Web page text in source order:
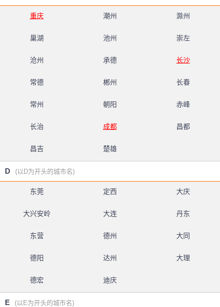
重庆 潮州 滁州
巢湖 池州 崇左
沧州 承德 长沙
常德 郴州 长春
常州 朝阳 赤峰
长治 成都 昌都
昌吉 楚雄
D (以D为开头的城市名)
东莞 定西 大庆
大兴安岭 大连 丹东
东营 德州 大同
德阳 达州 大理
德宏 迪庆
E (以E为开头的城市名)